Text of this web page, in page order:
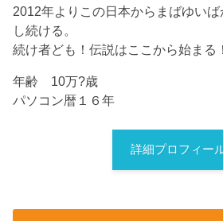
2012年よりこの日本からまばゆい
し続ける。
続け者ども！伝説はここから始まる
年齢 10万?歳
パソコン暦１６年
詳細プロフィー